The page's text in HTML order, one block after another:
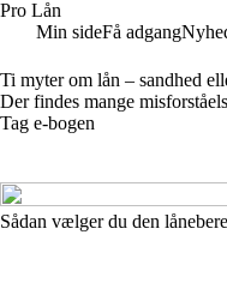
Pro Lån
Min sideFå adgang
Ti myter om lån – sandhed
Der findes mange
Tag e-bogen
Sådan vælger du den